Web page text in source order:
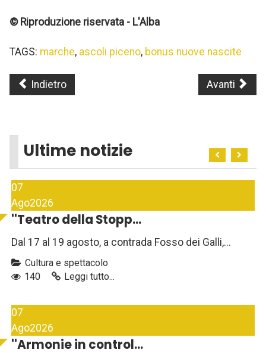
© Riproduzione riservata - L'Alba
TAGS: marche, ascoli piceno, bonus nuove nascite
Indietro Avanti
Ultime notizie
07
Ago2026
''Teatro della Stopp...
Dal 17 al 19 agosto, a contrada Fosso dei Galli,...
Cultura e spettacolo
140
Leggi tutto...
07
Ago2026
''Armonie in control...